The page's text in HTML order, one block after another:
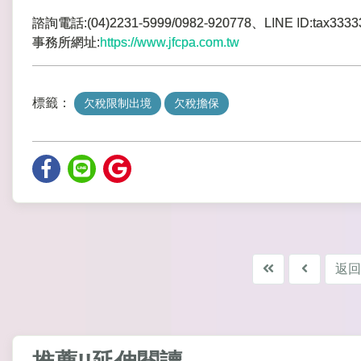
諮詢電話:(04)2231-5999/0982-920778、LINE
事務所網址:https://www.jfcpa.com.tw
標籤： 欠稅限制出境 欠稅擔保
返